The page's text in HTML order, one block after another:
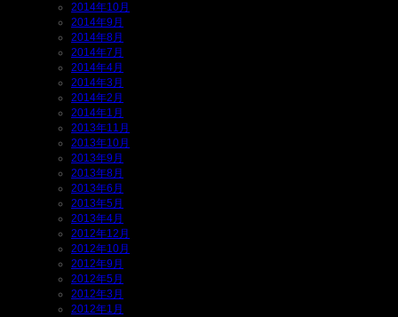
2014年10月
2014年9月
2014年8月
2014年7月
2014年4月
2014年3月
2014年2月
2014年1月
2013年11月
2013年10月
2013年9月
2013年8月
2013年6月
2013年5月
2013年4月
2012年12月
2012年10月
2012年9月
2012年5月
2012年3月
2012年1月